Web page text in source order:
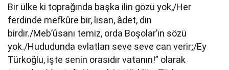
Bir ülke ki toprağında başka ilin gözü yok,/Her
ferdinde mefkûre bir, lisan, âdet, din
birdir./Meb’ûsanı temiz, orda Boşolar’ın sözü
yok./Hududunda evlatları seve seve can verir;/Ey
Türkoğlu, işte senin orasıdır vatanın!” olarak